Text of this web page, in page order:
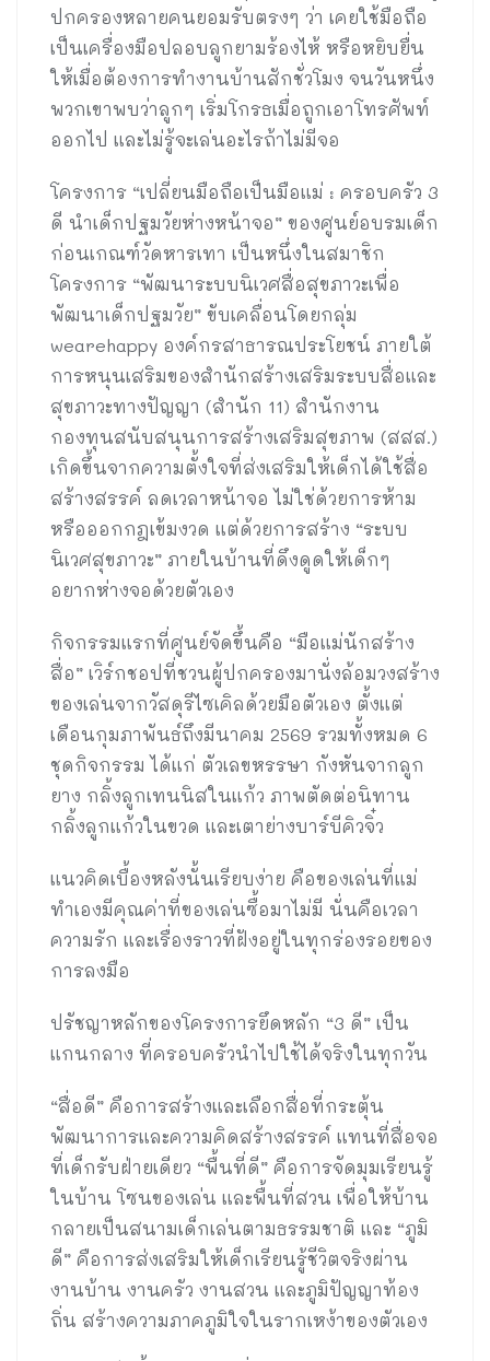
ปกครองหลายคนยอมรับตรงๆ ว่า เคยใช้มือถือ
เป็นเครื่องมือปลอบลูกยามร้องไห้ หรือหยิบยื่น
ให้เมื่อต้องการทำงานบ้านสักชั่วโมง จนวันหนึ่ง
พวกเขาพบว่าลูกๆ เริ่มโกรธเมื่อถูกเอาโทรศัพท์
ออกไป และไม่รู้จะเล่นอะไรถ้าไม่มีจอ
โครงการ “เปลี่ยนมือถือเป็นมือแม่ : ครอบครัว 3
ดี นำเด็กปฐมวัยห่างหน้าจอ” ของศูนย์อบรมเด็ก
ก่อนเกณฑ์วัดหารเทา เป็นหนึ่งในสมาชิก
โครงการ “พัฒนาระบบนิเวศสื่อสุขภาวะเพื่อ
พัฒนาเด็กปฐมวัย” ขับเคลื่อนโดยกลุ่ม
wearehappy องค์กรสาธารณประโยชน์ ภายใต้
การหนุนเสริมของสำนักสร้างเสริมระบบสื่อและ
สุขภาวะทางปัญญา (สำนัก 11) สำนักงาน
กองทุนสนับสนุนการสร้างเสริมสุขภาพ (สสส.)
เกิดขึ้นจากความตั้งใจที่ส่งเสริมให้เด็กได้ใช้สื่อ
สร้างสรรค์ ลดเวลาหน้าจอ ไม่ใช่ด้วยการห้าม
หรือออกกฎเข้มงวด แต่ด้วยการสร้าง “ระบบ
นิเวศสุขภาวะ” ภายในบ้านที่ดึงดูดให้เด็กๆ
อยากห่างจอด้วยตัวเอง
กิจกรรมแรกที่ศูนย์จัดขึ้นคือ “มือแม่นักสร้าง
สื่อ” เวิร์กชอปที่ชวนผู้ปกครองมานั่งล้อมวงสร้าง
ของเล่นจากวัสดุรีไซเคิลด้วยมือตัวเอง ตั้งแต่
เดือนกุมภาพันธ์ถึงมีนาคม 2569 รวมทั้งหมด 6
ชุดกิจกรรม ได้แก่ ตัวเลขหรรษา กังหันจากลูก
ยาง กลิ้งลูกเทนนิสในแก้ว ภาพตัดต่อนิทาน
กลิ้งลูกแก้วในขวด และเตาย่างบาร์บีคิวจิ๋ว
แนวคิดเบื้องหลังนั้นเรียบง่าย คือของเล่นที่แม่
ทำเองมีคุณค่าที่ของเล่นซื้อมาไม่มี นั่นคือเวลา
ความรัก และเรื่องราวที่ฝังอยู่ในทุกร่องรอยของ
การลงมือ
ปรัชญาหลักของโครงการยึดหลัก “3 ดี” เป็น
แกนกลาง ที่ครอบครัวนำไปใช้ได้จริงในทุกวัน
“สื่อดี” คือการสร้างและเลือกสื่อที่กระตุ้น
พัฒนาการและความคิดสร้างสรรค์ แทนที่สื่อจอ
ที่เด็กรับฝ่ายเดียว “พื้นที่ดี” คือการจัดมุมเรียนรู้
ในบ้าน โซนของเล่น และพื้นที่สวน เพื่อให้บ้าน
กลายเป็นสนามเด็กเล่นตามธรรมชาติ และ “ภูมิ
ดี” คือการส่งเสริมให้เด็กเรียนรู้ชีวิตจริงผ่าน
งานบ้าน งานครัว งานสวน และภูมิปัญญาท้อง
ถิ่น สร้างความภาคภูมิใจในรากเหง้าของตัวเอง